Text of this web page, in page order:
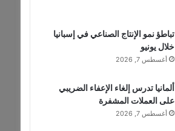
تباطؤ نمو الإنتاج الصناعي في إسبانيا
خلال يونيو
أغسطس 7, 2026
ألمانيا تدرس إلغاء الإعفاء الضريبي
على العملات المشفرة
أغسطس 7, 2026